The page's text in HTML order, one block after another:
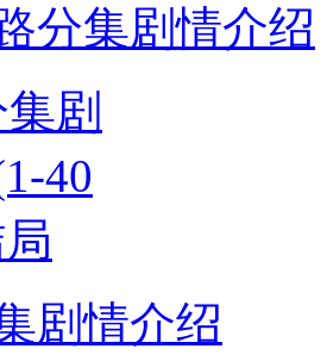
分集剧情介绍
剧情介绍